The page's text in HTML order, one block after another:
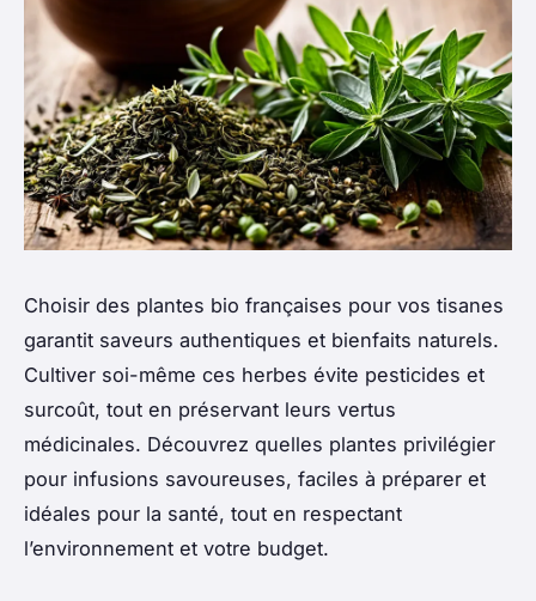
Choisir des plantes bio françaises pour vos tisanes
garantit saveurs authentiques et bienfaits naturels.
Cultiver soi-même ces herbes évite pesticides et
surcoût, tout en préservant leurs vertus
médicinales. Découvrez quelles plantes privilégier
pour infusions savoureuses, faciles à préparer et
idéales pour la santé, tout en respectant
l’environnement et votre budget.